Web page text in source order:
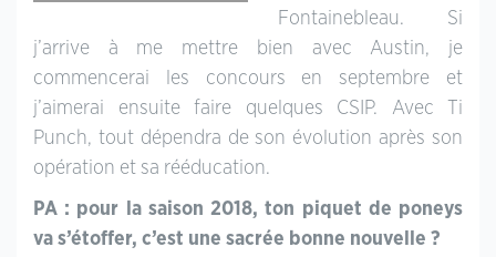
Fontainebleau. Si
j’arrive à me mettre bien avec Austin, je
commencerai les concours en septembre et
j’aimerai ensuite faire quelques CSIP. Avec Ti
Punch, tout dépendra de son évolution après son
opération et sa rééducation.
PA : pour la saison 2018, ton piquet de poneys
va s’étoffer, c’est une sacrée bonne nouvelle ?